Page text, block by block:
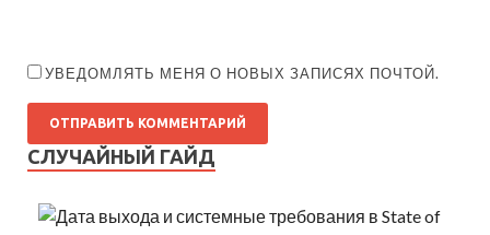
УВЕДОМЛЯТЬ МЕНЯ О НОВЫХ ЗАПИСЯХ ПОЧТОЙ.
СЛУЧАЙНЫЙ ГАЙД